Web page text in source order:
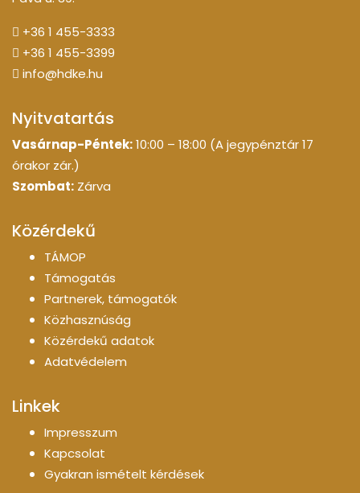
+36 1 455-3333
+36 1 455-3399
info@hdke.hu
Nyitvatartás
Vasárnap-Péntek:10:00 – 18:00 (A jegypénztár 17
órakor zár.)
Szombat: Zárva
Közérdekű
TÁMOP
Támogatás
Partnerek, támogatók
Közhasznúság
Közérdekű adatok
Adatvédelem
Linkek
Impresszum
Kapcsolat
Gyakran ismételt kérdések